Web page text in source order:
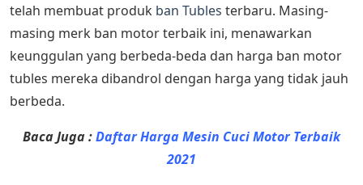
telah membuat produk ban Tubles terbaru. Masing-
masing merk ban motor terbaik ini, menawarkan
keunggulan yang berbeda-beda dan harga ban motor
tubles mereka dibandrol dengan harga yang tidak jauh
berbeda.
Baca Juga :Daftar Harga Mesin Cuci Motor Terbaik
2021